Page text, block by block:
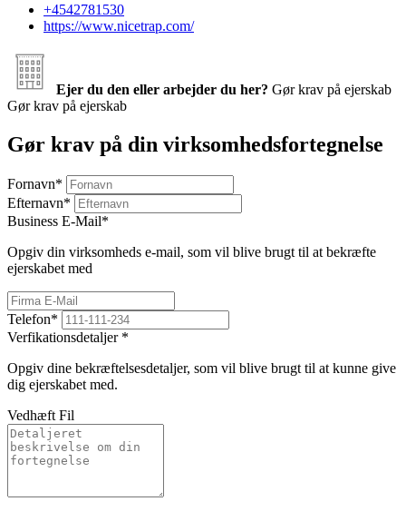
+4542781530
https://www.nicetrap.com/
Ejer du den eller arbejder du her? Gør krav på ejerskab
Gør krav på ejerskab
Gør krav på din virksomhedsfortegnelse
Fornavn*
Efternavn*
Business E-Mail*
Opgiv din virksomheds e-mail, som vil blive brugt til at bekræfte
ejerskabet med
Telefon*
Verfikationsdetaljer *
Opgiv dine bekræftelsesdetaljer, som vil blive brugt til at kunne give
dig ejerskabet med.
Vedhæft Fil